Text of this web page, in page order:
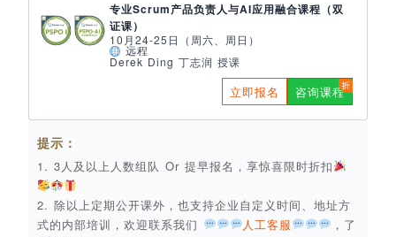
专业Scrum产品负责人与AI应用融合课程（双
证课）
10月24-25日（周六、周日）
远程
Derek Ding 丁志润 授课
立即报名 咨询课程
提示：
1. 3人及以上人数组队 Or 提早报名，享惊喜限时折扣
2. 除以上定期公开课外，也支持企业自定义时间、地址方
式的内部培训，欢迎联系我们
人工客服
，了